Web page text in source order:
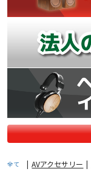
全て | AVアクセサリー |